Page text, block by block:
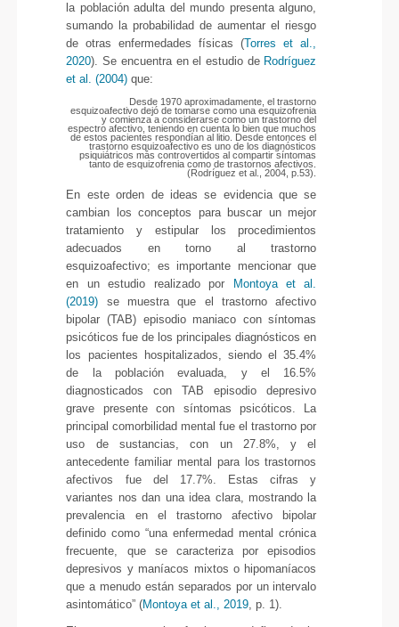
la población adulta del mundo presenta alguno,
sumando la probabilidad de aumentar el riesgo
de otras enfermedades físicas (Torres et al.,
2020). Se encuentra en el estudio de Rodríguez
et al. (2004) que:
Desde 1970 aproximadamente, el trastorno
esquizoafectivo dejó de tomarse como una esquizofrenia
y comienza a considerarse como un trastorno del
espectro afectivo, teniendo en cuenta lo bien que muchos
de estos pacientes respondían al litio. Desde entonces el
trastorno esquizoafectivo es uno de los diagnósticos
psiquiátricos más controvertidos al compartir síntomas
tanto de esquizofrenia como de trastornos afectivos.
(Rodríguez et al., 2004, p.53).
En este orden de ideas se evidencia que se
cambian los conceptos para buscar un mejor
tratamiento y estipular los procedimientos
adecuados en torno al trastorno
esquizoafectivo; es importante mencionar que
en un estudio realizado por
Montoya et al.
(2019) se muestra que el trastorno afectivo
bipolar (TAB) episodio maniaco con síntomas
psicóticos fue de los principales diagnósticos en
los pacientes hospitalizados, siendo el 35.4%
de la población evaluada, y el 16.5%
diagnosticados con TAB episodio depresivo
grave presente con síntomas psicóticos. La
principal comorbilidad mental fue el trastorno por
uso de sustancias, con un 27.8%, y el
antecedente familiar mental para los trastornos
afectivos fue del 17.7%. Estas cifras y
variantes nos dan una idea clara, mostrando la
prevalencia en el trastorno afectivo bipolar
definido como “una enfermedad mental crónica
frecuente, que se caracteriza por episodios
depresivos y maníacos mixtos o hipomaníacos
que a menudo están separados por un intervalo
asintomático” (Montoya et al., 2019, p. 1).